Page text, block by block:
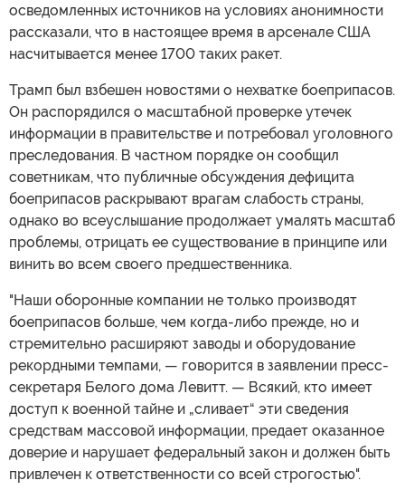
осведомленных источников на условиях анонимности
рассказали, что в настоящее время в арсенале США
насчитывается менее 1700 таких ракет.
Трамп был взбешен новостями о нехватке боеприпасов.
Он распорядился о масштабной проверке утечек
информации в правительстве и потребовал уголовного
преследования. В частном порядке он сообщил
советникам, что публичные обсуждения дефицита
боеприпасов раскрывают врагам слабость страны,
однако во всеуслышание продолжает умалять масштаб
проблемы, отрицать ее существование в принципе или
винить во всем своего предшественника.
"Наши оборонные компании не только производят
боеприпасов больше, чем когда-либо прежде, но и
стремительно расширяют заводы и оборудование
рекордными темпами, — говорится в заявлении пресс-
секретаря Белого дома Левитт. — Всякий, кто имеет
доступ к военной тайне и „сливает“ эти сведения
средствам массовой информации, предает оказанное
доверие и нарушает федеральный закон и должен быть
привлечен к ответственности со всей строгостью".